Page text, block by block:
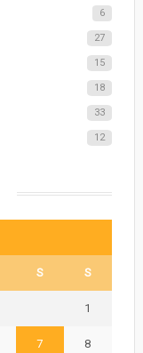
6
27
15
18
33
12
S S
1
7 8